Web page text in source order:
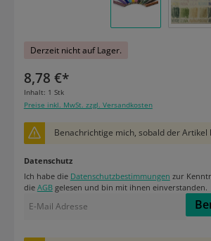
Derzeit nicht auf Lager.
8,78 €*
Inhalt: 1 Stk
Preise inkl. MwSt. zzgl. Versandkosten
Benachrichtige mich, sobald der Artikel
Datenschutz
Ich habe die Datenschutzbestimmungen zur
die AGBgelesen und bin mit ihnen einverstanden.